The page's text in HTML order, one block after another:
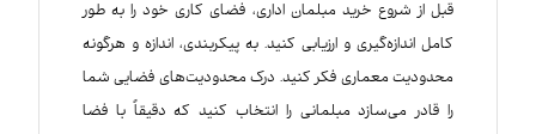
قبل از شروع خرید مبلمان اداری، فضای کاری خود را به طور
کامل اندازه‌گیری و ارزیابی کنید. به پیکربندی، اندازه و هرگونه
محدودیت معماری فکر کنید. درک محدودیت‌های فضایی شما
را قادر می‌سازد مبلمانی را انتخاب کنید که دقیقاً با فضا